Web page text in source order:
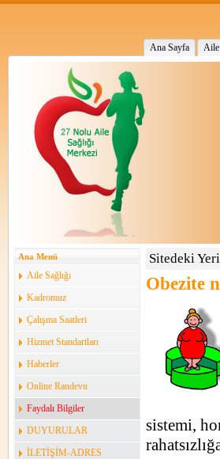
Ana Sayfa Aile
Ana Menü
Aile Sağlığı
Kadromuz
Çalışma Saatleri
Hizmet Standartları
Haberler
Online Randevu
Faydalı Bilgiler
DUYURULAR
İLETİŞİM-ADRES
Sitedeki
Obezite
sistemi,